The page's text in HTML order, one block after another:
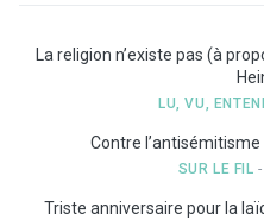
La religion n’existe pas (à
LU, VU,
Contre
SUR LE FIL
Triste anniversaire pour la